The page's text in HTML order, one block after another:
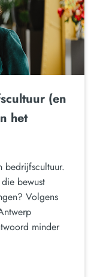
(en
het
bedrijfscultuur.
bewust
Volgens
minder